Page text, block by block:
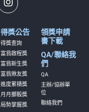
得獎公告
得獎查詢
富翁啟程獎
富翁新生獎
富翁揪友獎
進度累積獎
月月擲骰獎
局勢掌握獎
領獎申請
書下載
QA/聯絡我
們
QA
主辦/協辦單
位
聯絡我們